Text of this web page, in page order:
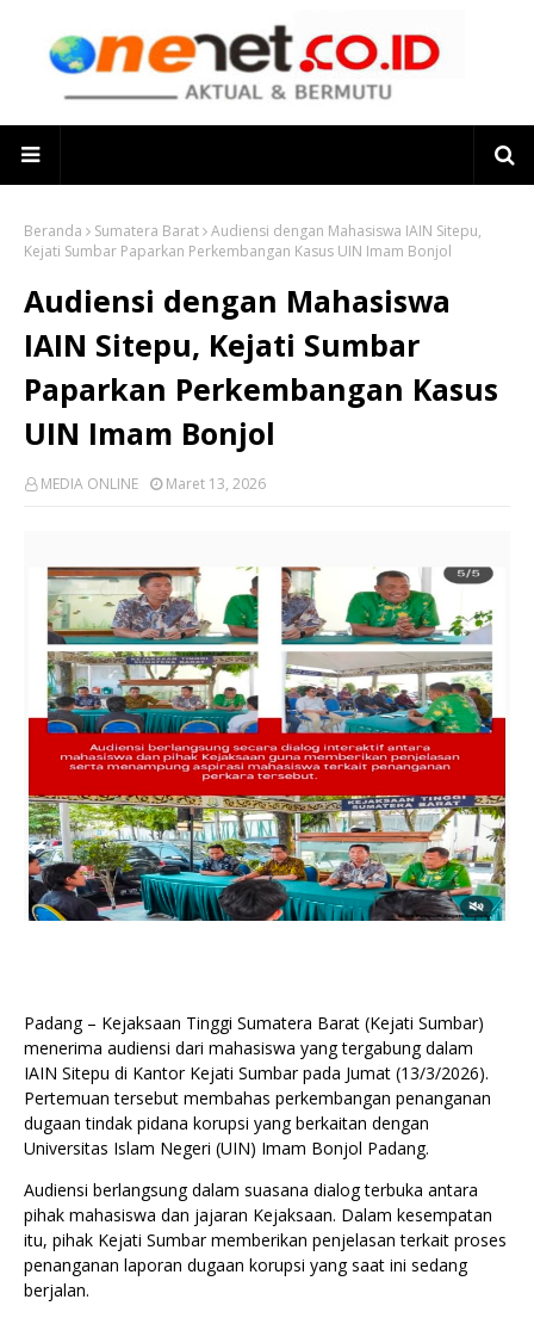
Beranda Sumatera Barat Audiensi dengan Mahasiswa IAIN Sitepu,
Kejati Sumbar Paparkan Perkembangan Kasus UIN Imam Bonjol
Audiensi dengan Mahasiswa
IAIN Sitepu, Kejati Sumbar
Paparkan Perkembangan Kasus
UIN Imam Bonjol
MEDIA ONLINE Maret 13, 2026
Padang – Kejaksaan Tinggi Sumatera Barat (Kejati Sumbar)
menerima audiensi dari mahasiswa yang tergabung dalam
IAIN Sitepu di Kantor Kejati Sumbar pada Jumat (13/3/2026).
Pertemuan tersebut membahas perkembangan penanganan
dugaan tindak pidana korupsi yang berkaitan dengan
Universitas Islam Negeri (UIN) Imam Bonjol Padang.
Audiensi berlangsung dalam suasana dialog terbuka antara
pihak mahasiswa dan jajaran Kejaksaan. Dalam kesempatan
itu, pihak Kejati Sumbar memberikan penjelasan terkait proses
penanganan laporan dugaan korupsi yang saat ini sedang
berjalan.